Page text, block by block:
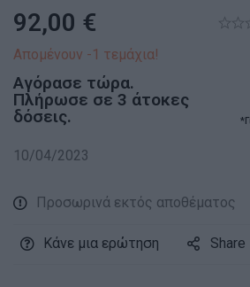
92,00 €
Απομένουν -1 τεμάχια!
Αγόρασε τώρα.
Πλήρωσε σε 3 άτοκες
δόσεις.
10/04/2023
Προσωρινά εκτός αποθέματος
Κάνε μια ερώτηση Share